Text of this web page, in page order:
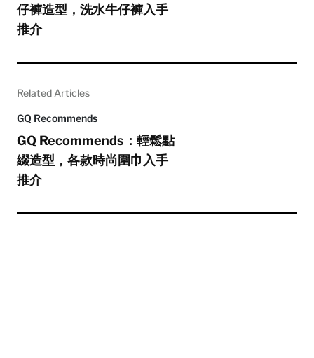
仔褲造型，洗水牛仔褲入手
推介
Related Articles
GQ Recommends
GQ Recommends：輕鬆點
綴造型，各款時尚圍巾入手
推介